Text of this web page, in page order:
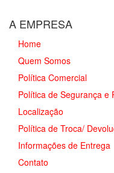
A EMPRESA
Home
Quem Somos
Política Comercial
Política de Segurança e
Localização
Política de Troca/
Informações de Entrega
Contato